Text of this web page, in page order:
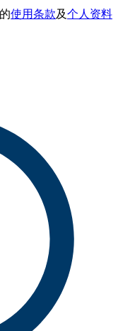
使用条款及个人资料